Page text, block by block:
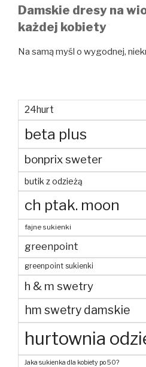
Damskie dresy na
każdej kobiety
Na samą myśl o wygodnej,
24hurt
beta plus
bonprix sweter
butik z odzieżą
ch ptak. moon
fajne sukienki
greenpoint
greenpoint sukienki
h & m swetry
hm swetry damskie
hurtownia
Jaka sukienka dla kobiety po 50?